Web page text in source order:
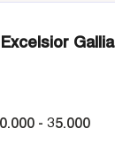
Gallia
- 35.000